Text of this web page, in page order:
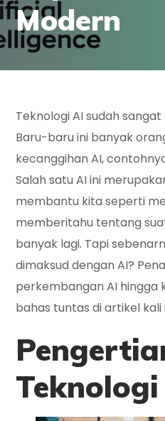
Modern
Teknologi AI sudah
Baru-baru ini banyak
kecanggihan AI,
Salah satu AI ini
membantu kita seperti
memberitahu tentang
banyak lagi. Tapi
dimaksud dengan AI?
perkembangan AI hingga
bahas tuntas di artikel kali